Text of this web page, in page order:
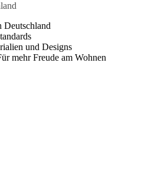
Deutschland
und Designs
mehr Freude am Wohnen